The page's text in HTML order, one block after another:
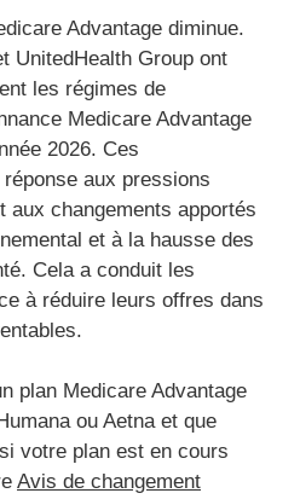
Advantage diminue.
UnitedHealth Group ont
les régimes de
Medicare Advantage
2026. Ces
aux pressions
aux changements apportés
et à la hausse des
Cela a conduit les
à réduire leurs offres dans
plan Medicare Advantage
ou Aetna et que
votre plan est en cours
Avis de changement